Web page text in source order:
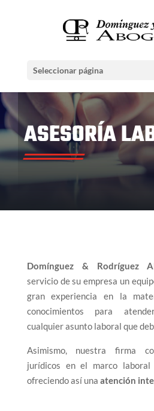
Seleccionar página
ASESORÍA
Domínguez & Rodríguez
servicio de su empresa un
gran experiencia en la
conocimientos para
cualquier asunto laboral que
Asimismo, nuestra firma
jurídicos en el marco laboral
ofreciendo así una atención